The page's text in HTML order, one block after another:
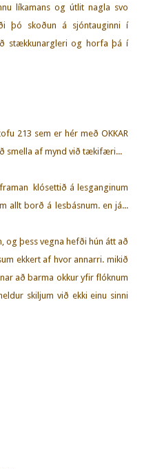
líkamans og útlit nagla svo
þó skoðun á sjóntauginni í
stækkunargleri og horfa þá í
213 sem er hér með OKKAR
smella af mynd við tækifæri...
klósettið á lesganginum
allt borð á lesbásnum. en já...
þess vegna hefði hún átt að
ekkert af hvor annarri. mikið
að barma okkur yfir flóknum
skiljum við ekki einu sinni